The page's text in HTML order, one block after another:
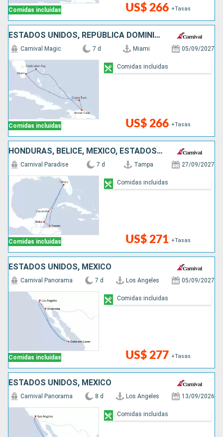
Comidas incluidas US$ 266 +Tasas
ESTADOS UNIDOS, REPÚBLICA DOMINICANA, BAHAMAS
Comidas incluidas
Carnival Magic 7 d Miami 05/09/2027
US$ 266 +Tasas
Comidas incluidas
HONDURAS, BELICE, MÉXICO, ESTADOS UNIDOS
Comidas incluidas
Carnival Paradise 7 d Tampa 27/09/2027
US$ 271 +Tasas
Comidas incluidas
ESTADOS UNIDOS, MÉXICO
Comidas incluidas
Carnival Panorama 7 d Los Angeles 05/09/2027
US$ 277 +Tasas
Comidas incluidas
ESTADOS UNIDOS, MÉXICO
Carnival Panorama 8 d Los Angeles 13/09/2026
Comidas incluidas